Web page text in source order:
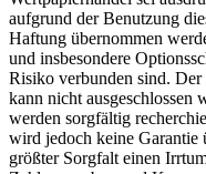
aufgrund der Benutzung
Haftung übernommen
und insbesondere
Risiko verbunden sind. Der
kann nicht ausgeschlossen
werden sorgfältig
wird jedoch keine Garantie
größter Sorgfalt einen